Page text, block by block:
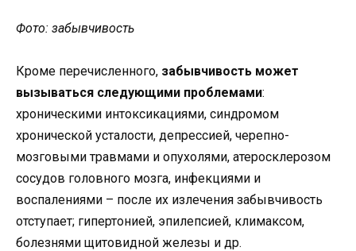
Фото: забывчивость
Кроме перечисленного, забывчивость может
вызываться следующими проблемами:
хроническими интоксикациями, синдромом
хронической усталости, депрессией, черепно-
мозговыми травмами и опухолями, атеросклерозом
сосудов головного мозга, инфекциями и
воспалениями – после их излечения забывчивость
отступает; гипертонией, эпилепсией, климаксом,
болезнями щитовидной железы и др.